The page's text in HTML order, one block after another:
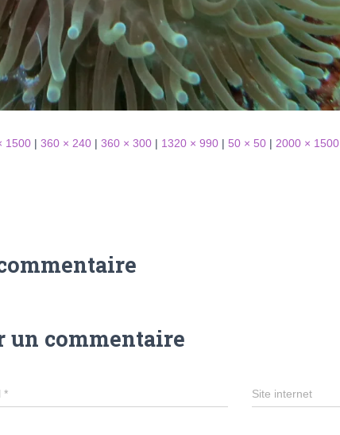
1500 | 360 × 240 | 360 × 300 | 1320 × 990 | 50 × 50 | 2000 × 1500
un commentaire
* Site internet